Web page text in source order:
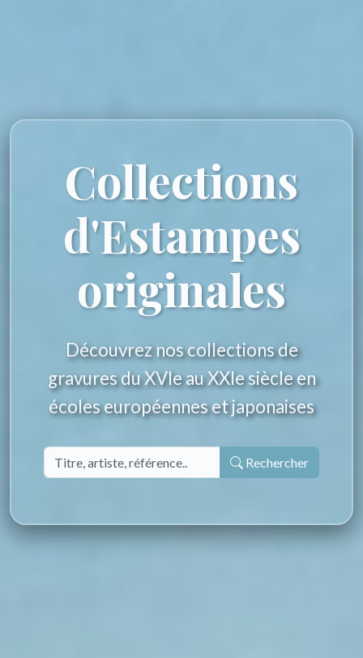
Collections
d'Estampes
originales
Découvrez nos collections de
gravures du XVIe au XXIe siècle en
écoles européennes et japonaises
Rechercher